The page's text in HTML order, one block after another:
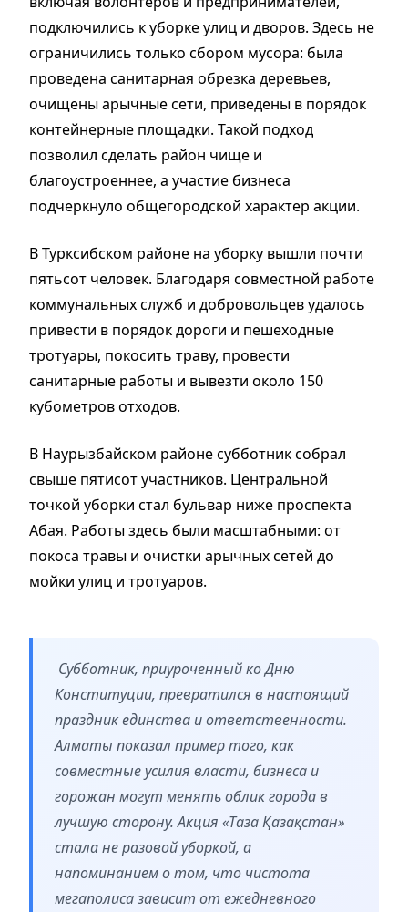
подключились к уборке улиц и дворов. Здесь не
ограничились только сбором мусора: была
проведена санитарная обрезка деревьев,
очищены арычные сети, приведены в порядок
контейнерные площадки. Такой подход
позволил сделать район чище и
благоустроеннее, а участие бизнеса
подчеркнуло общегородской характер акции.
В Турксибском районе на уборку вышли почти
пятьсот человек. Благодаря совместной работе
коммунальных служб и добровольцев удалось
привести в порядок дороги и пешеходные
тротуары, покосить траву, провести
санитарные работы и вывезти около 150
кубометров отходов.
В Наурызбайском районе субботник собрал
свыше пятисот участников. Центральной
точкой уборки стал бульвар ниже проспекта
Абая. Работы здесь были масштабными: от
покоса травы и очистки арычных сетей до
мойки улиц и тротуаров.
Субботник, приуроченный ко Дню
Конституции, превратился в настоящий
праздник единства и ответственности.
Алматы показал пример того, как
совместные усилия власти, бизнеса и
горожан могут менять облик города в
лучшую сторону. Акция «Таза Қазақстан»
стала не разовой уборкой, а
напоминанием о том, что чистота
мегаполиса зависит от ежедневного